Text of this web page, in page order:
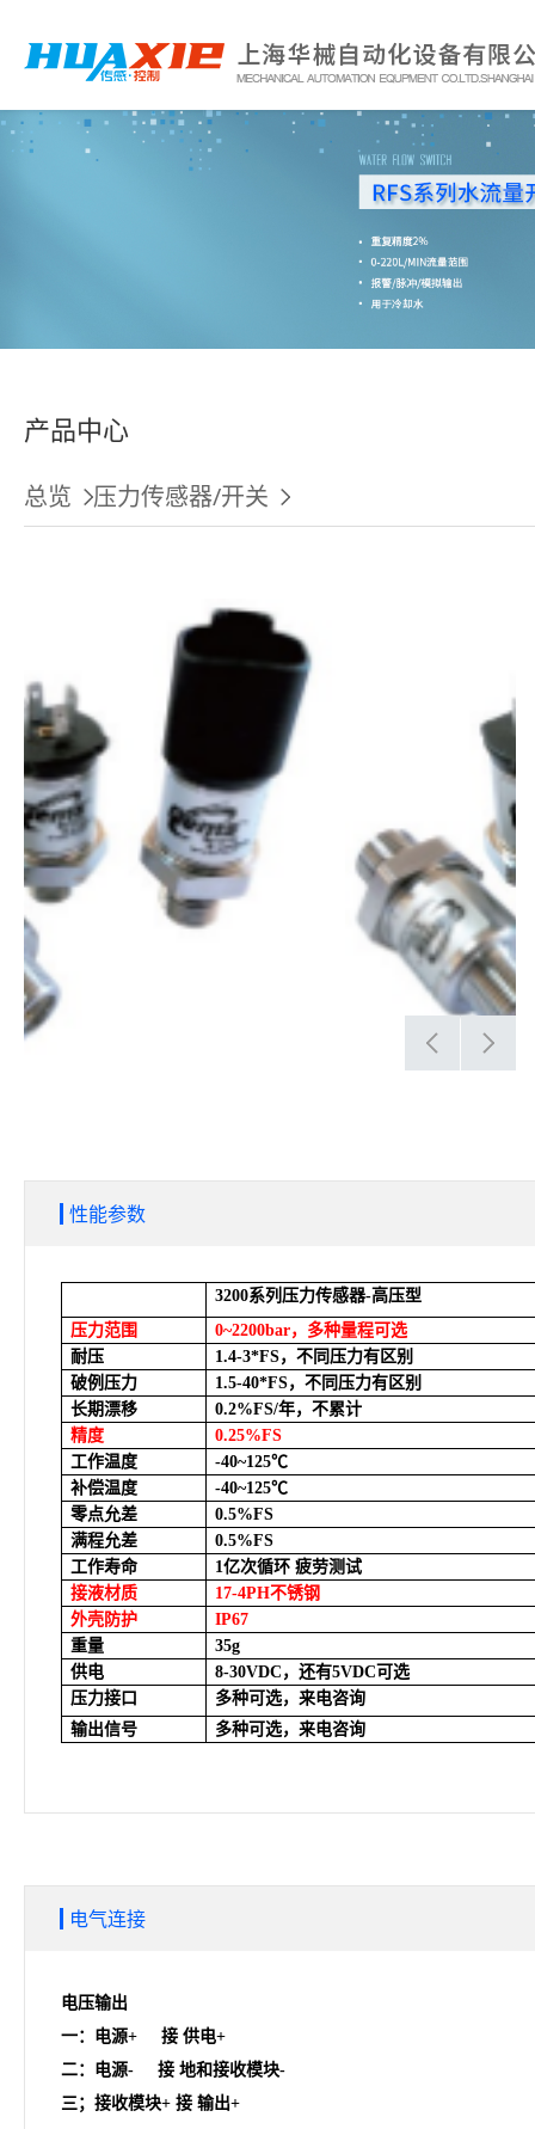
产品中心
总览 压力传感器/开关
性能参数
3200系列压力传感器-高压型
压力范围
0~2200bar，多种量程可选
耐压
1.4-3*FS，不同压力有区别
破例压力
1.5-40*FS，不同压力有区别
长期漂移
0.2%FS/年，不累计
精度
0.25%FS
工作温度
-40~125℃
补偿温度
-40~125℃
零点允差
0.5%FS
满程允差
0.5%FS
工作寿命
1亿次循环 疲劳测试
接液材质
17-4PH不锈钢
外壳防护
IP67
重量
35g
供电
8-30VDC ，还有5VDC可选
压力接口
多种可选，来电咨询
输出信号
多种可选，来电咨询
电气连接
电压输出
一：电源+ 接 供电+
二：电源- 接 地和接收模块-
三；接收模块+ 接 输出+